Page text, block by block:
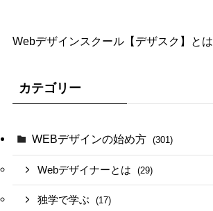
Webデザインスクール【デザスク】とは
カテゴリー
WEBデザインの始め方 (301)
Webデザイナーとは (29)
独学で学ぶ (17)